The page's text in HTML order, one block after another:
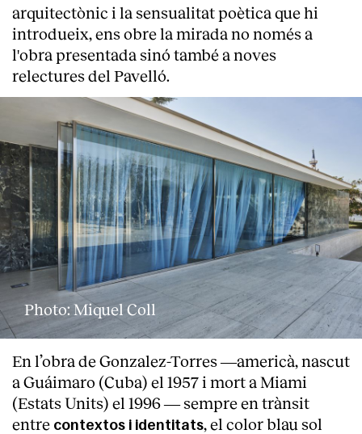
About
arquitectònic i la sensualitat poètica que hi
introdueix, ens obre la mirada no només a
l'obra presentada sinó també a noves
relectures del Pavelló.
Photo: Miquel Coll
En l’obra de Gonzalez-Torres ―americà, nascut
a Guáimaro (Cuba) el 1957 i mort a Miami
(Estats Units) el 1996 ― sempre en trànsit
entre contextos i identitats, el color blau sol